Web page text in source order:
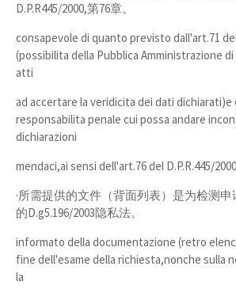
D.P.R445/2000,第76章。
consapevole di quanto previsto dall'art.71 del
(possibilita della Pubblica Amministrazione
atti
ad accertare la veridicita dei dati dichiarati)e
responsabilita penale cui possa andare
dichiarazioni
mendaci,ai sensi dell'art.76 del D.P.R.445/
·所需提供的文件（背面列表）是为检测
的D.g5.196/2003隐私法。
informato della documentazione (retro
fine dell'esame della richiesta,nonche sulla
la